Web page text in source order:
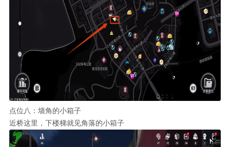
点位八：墙角的小箱子
近桥这里，下楼梯就见角落的小箱子